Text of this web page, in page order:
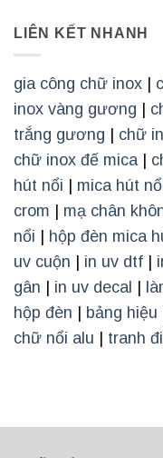
LIÊN KẾT NHANH
gia công chữ inox
inox vàng gương
trắng gương
chữ
chữ inox đế mica|
hút nổi
mica hút
crom
mạ chân
nổi
hộp đèn mica
uv cuộn
in uv dtf
gân
in uv decal
hộp đèn
bảng hiệu
chữ nổi alu
tranh